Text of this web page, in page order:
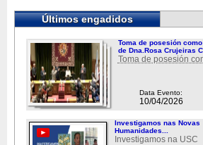
Últimos engadidos
Toma de posesión
de Dna.Rosa Crujeiras
Toma de posesión
Data Evento:
10/04/2026
Investigamos nas Novas
Humanidades...
Investigamos na USC